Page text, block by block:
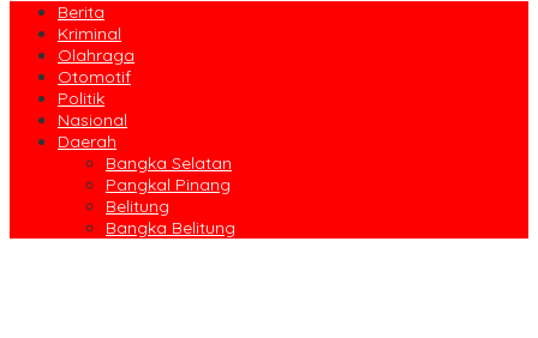
Berita
Kriminal
Olahraga
Otomotif
Politik
Nasional
Daerah
Bangka Selatan
Pangkal Pinang
Belitung
Bangka Belitung